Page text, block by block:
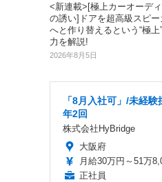
<新連載>[極上カーオーデ
の誘い]ドアを超高級スピー
へと作り替えるという“極上
力を解説!
2026年8月5日
「8月入社可」/未経
年2回
株式会社HyBridge
大阪府
月給30万円～51万
正社員